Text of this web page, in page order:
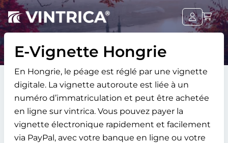
E-Vignette Hongrie
En Hongrie, le péage est réglé par une vignette
digitale. La vignette autoroute est liée à un
numéro d’immatriculation et peut être achetée
en ligne sur vintrica. Vous pouvez payer la
vignette électronique rapidement et facilement
via PayPal, avec votre banque en ligne ou votre